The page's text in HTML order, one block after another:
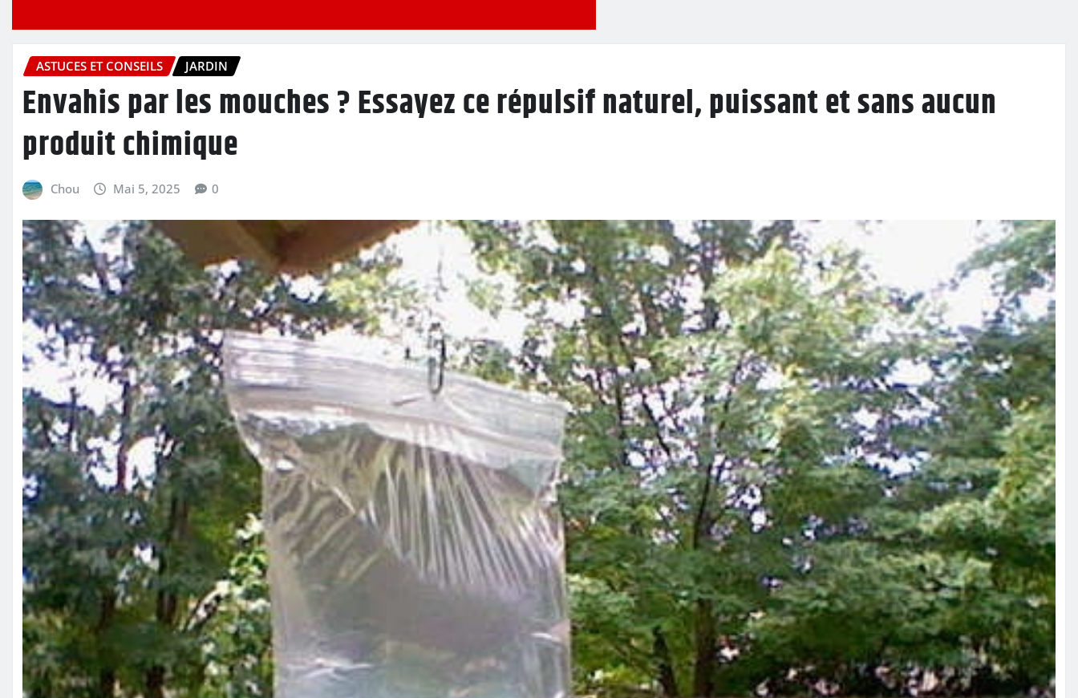
ASTUCES ET CONSEILS JARDIN
Envahis par les mouches ? Essayez ce répulsif naturel, puissant et sans aucun
produit chimique
Chou Mai 5, 2025 0